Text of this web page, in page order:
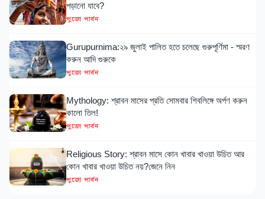
পড়ানো যাবে?
পুজো পার্বন
Gurupurnima:২৯ জুলাই পালিত হতে চলেছে গুরুপূর্ণিমা - স্মরণ
করুন আদি গুরুকে
পুজো পার্বন
Mythology: শ্রাবন মাসের প্রতি সোমবার শিবলিঙ্গে অর্পণ করুন
কালো তিল!
পুজো পার্বন
Religious Story: শ্রাবন মাসে কোন খাবার খাওয়া উচিত আর
কোন খাবার খাওয়া উচিত নয়?জেনে নিন
পুজো পার্বন